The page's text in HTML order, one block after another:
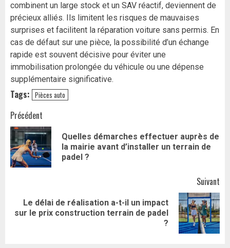
combinent un large stock et un SAV réactif, deviennent de
précieux alliés. Ils limitent les risques de mauvaises
surprises et facilitent la réparation voiture sans permis. En
cas de défaut sur une pièce, la possibilité d’un échange
rapide est souvent décisive pour éviter une
immobilisation prolongée du véhicule ou une dépense
supplémentaire significative.
Tags: Pièces auto
Navigation
d’article
Précédent
Quelles démarches effectuer auprès de
la mairie avant d’installer un terrain de
padel ?
Suivant
Article
Le délai de réalisation a-t-il un impact
sur le prix construction terrain de padel
?